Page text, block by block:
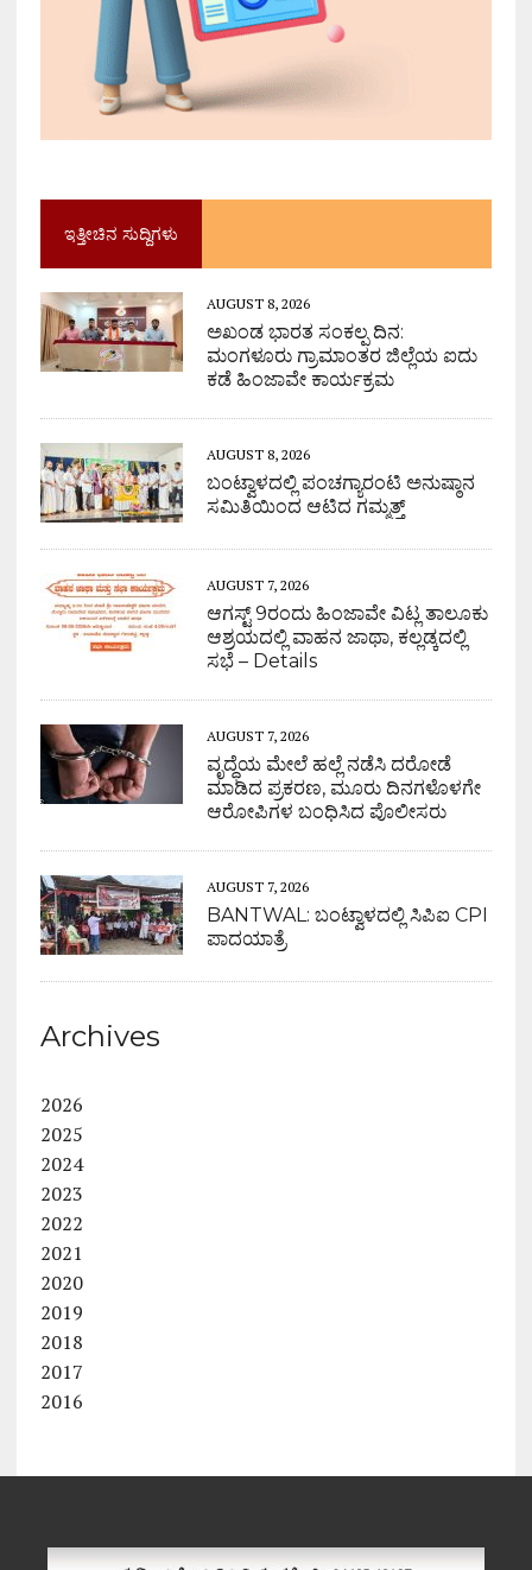
ಇತ್ತೀಚಿನ ಸುದ್ದಿಗಳು
AUGUST 8, 2026
ಅಖಂಡ ಭಾರತ ಸಂಕಲ್ಪ ದಿನ:
ಮಂಗಳೂರು ಗ್ರಾಮಾಂತರ ಜಿಲ್ಲೆಯ ಐದು
ಕಡೆ ಹಿಂಜಾವೇ ಕಾರ್ಯಕ್ರಮ
AUGUST 8, 2026
ಬಂಟ್ವಾಳದಲ್ಲಿ ಪಂಚಗ್ಯಾರಂಟಿ ಅನುಷ್ಠಾನ
ಸಮಿತಿಯಿಂದ ಆಟಿದ ಗಮ್ಮತ್ತ್
AUGUST 7, 2026
ಆಗಸ್ಟ್ 9ರಂದು ಹಿಂಜಾವೇ ವಿಟ್ಲ ತಾಲೂಕು
ಆಶ್ರಯದಲ್ಲಿ ವಾಹನ ಜಾಥಾ, ಕಲ್ಲಡ್ಕದಲ್ಲಿ
ಸಭೆ – Details
AUGUST 7, 2026
ವೃದ್ಧೆಯ ಮೇಲೆ ಹಲ್ಲೆ ನಡೆಸಿ ದರೋಡೆ
ಮಾಡಿದ ಪ್ರಕರಣ, ಮೂರು ದಿನಗಳೊಳಗೇ
ಆರೋಪಿಗಳ ಬಂಧಿಸಿದ ಪೊಲೀಸರು
AUGUST 7, 2026
BANTWAL: ಬಂಟ್ವಾಳದಲ್ಲಿ ಸಿಪಿಐ CPI
ಪಾದಯಾತ್ರೆ
Archives
2026
2025
2024
2023
2022
2021
2020
2019
2018
2017
2016